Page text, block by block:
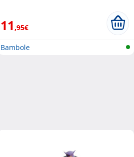
11 ,95€
Bambole